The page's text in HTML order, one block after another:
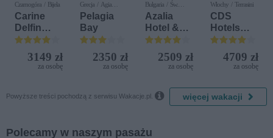
Czarnogóra / Bijela
Carine
Delfin
Bijela (ex.
Iberostar
Bijela
3149 zł
za osobę
Grecja / Agia
Pelagia
Pelagia
Bay
2350 zł
za osobę
Bułgaria / Św.
Konstantyn i Elena
Azalia
Hotel &
Spa
2509 zł
za osobę
Włochy / Terrasini
CDS
Hotels
Terrasini
(ex. Citta
del Mare)
4709 zł
za osobę
Powyższe treści pochodzą z serwisu Wakacje.pl.  więcej wakacji
Polecamy w naszym pasażu